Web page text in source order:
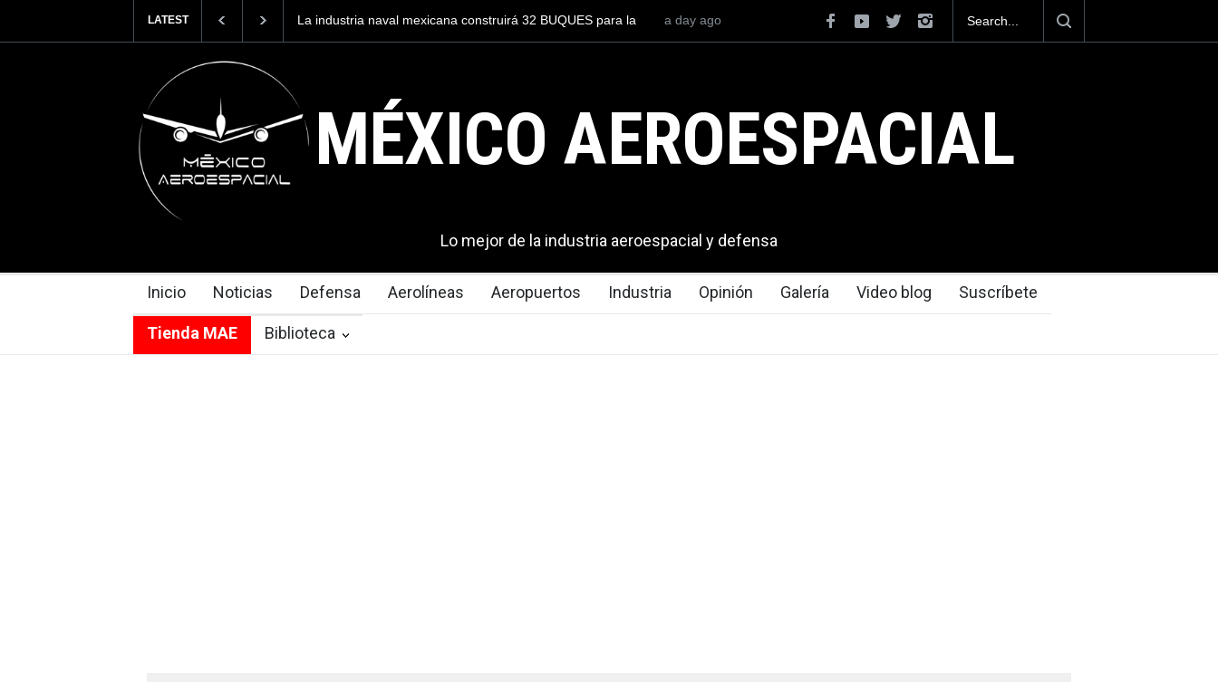
LATEST
mexicana construirá 32 BUQUES para la
Entrenar a un piloto para volar los nuevos C-130J mexicanos
México se posiciona como el cuarto exportador aeroespacial
del mundo, al superar los 13,600 millones de dólares en
exportaciones en el 2025.
a day ago
MÉXICO AEROESPACIAL
Lo mejor de la industria aeroespacial y defensa
Inicio Noticias Defensa Aerolíneas Aeropuertos Industria Opinión Galería Video blog Suscríbete
Tienda MAE Biblioteca